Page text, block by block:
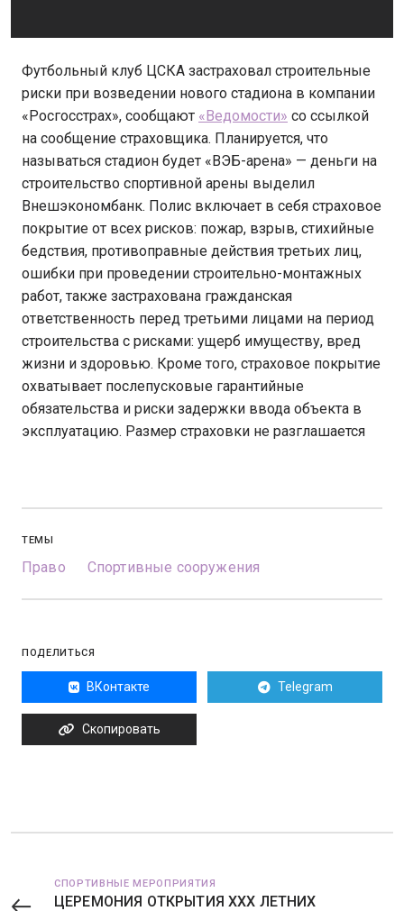
Футбольный клуб ЦСКА застраховал строительные
риски при возведении нового стадиона в компании
«Росгосстрах», сообщают «Ведомости» со ссылкой
на сообщение страховщика. Планируется, что
называться стадион будет «ВЭБ-арена» — деньги на
строительство спортивной арены выделил
Внешэкономбанк. Полис включает в себя страховое
покрытие от всех рисков: пожар, взрыв, стихийные
бедствия, противоправные действия третьих лиц,
ошибки при проведении строительно-монтажных
работ, также застрахована гражданская
ответственность перед третьими лицами на период
строительства с рисками: ущерб имуществу, вред
жизни и здоровью. Кроме того, страховое покрытие
охватывает послепусковые гарантийные
обязательства и риски задержки ввода объекта в
эксплуатацию. Размер страховки не разглашается
ТЕМЫ
Право Спортивные сооружения
ПОДЕЛИТЬСЯ
ВКонтакте Telegram
Скопировать
СПОРТИВНЫЕ МЕРОПРИЯТИЯ
ЦЕРЕМОНИЯ ОТКРЫТИЯ XXX ЛЕТНИХ